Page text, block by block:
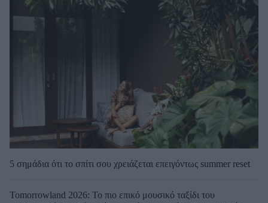
5 σημάδια ότι το σπίτι σου χρειάζεται επειγόντως summer reset
Tomorrowland 2026: Το πιο επικό μουσικό ταξίδι του